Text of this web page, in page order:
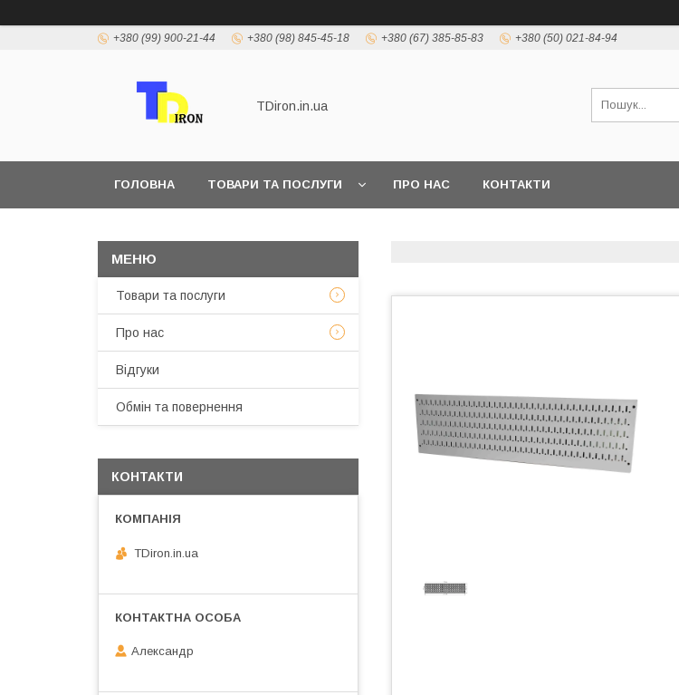
+380 (99) 900-21-44 +380 (98) 845-45-18 +380 (67) 385-85-83 +380 (50) 021-84-94
TDiron.in.ua
ГОЛОВНА ТОВАРИ ТА ПОСЛУГИ ПРО НАС КОНТАКТИ
Товари та послуги
Про нас
Відгуки
Обмін та повернення
КОНТАКТИ
TDiron.in.ua
Александр